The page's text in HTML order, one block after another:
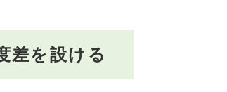
差を設ける